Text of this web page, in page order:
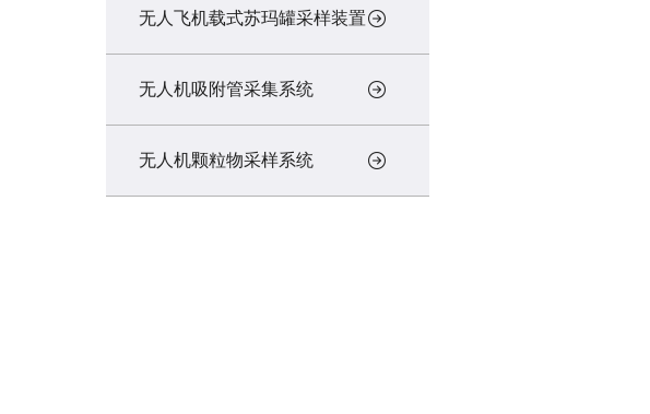
无人飞机载式苏玛罐采样装置
无人机吸附管采集系统
无人机颗粒物采样系统